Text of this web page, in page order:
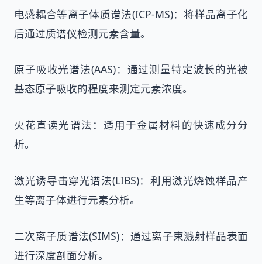
电感耦合等离子体质谱法(ICP-MS)：将样品离子化
后通过质谱仪检测元素含量。
原子吸收光谱法(AAS)：通过测量特定波长的光被
基态原子吸收的程度来测定元素浓度。
火花直读光谱法：适用于金属材料的快速成分分
析。
激光诱导击穿光谱法(LIBS)：利用激光烧蚀样品产
生等离子体进行元素分析。
二次离子质谱法(SIMS)：通过离子束溅射样品表面
进行深度剖面分析。